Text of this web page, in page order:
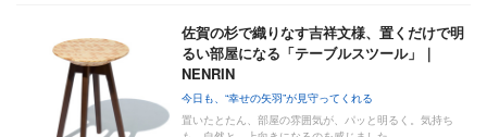
佐賀の杉で織りなす吉祥文様、置くだけで明
るい部屋になる「テーブルスツール」｜
NENRIN
今日も、“幸せの矢羽”が見守ってくれる
置いたとたん、部屋の雰囲気が、パッと明るく。気持ち